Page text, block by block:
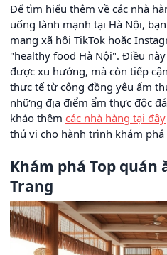
Để tìm hiểu thêm về các nhà
uống lành mạnh tại Hà Nội,
mạng xã hội TikTok hoặc
"healthy food Hà Nội". Điều
được xu hướng, mà còn tiếp
thực tế từ cộng đồng yêu ẩm
những địa điểm ẩm thực độc
khảo thêm các nhà hàng tại đây
thú vị cho hành trình khám phá
Khám phá Top
Trang